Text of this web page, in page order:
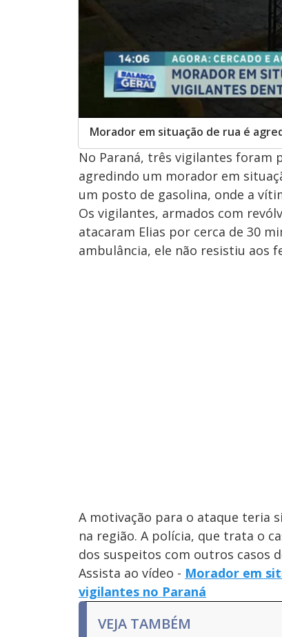
Morador em situação de rua é
No Paraná, três vigilantes foram
agredindo um morador em
um posto de gasolina, onde a
Os vigilantes, armados com
atacaram Elias por cerca de 30
ambulância, ele não resistiu aos
A motivação para o ataque teria
na região. A polícia, que trata o
dos suspeitos com outros casos
Assista ao vídeo - Morador em
vigilantes no Paraná
VEJA TAMBÉM